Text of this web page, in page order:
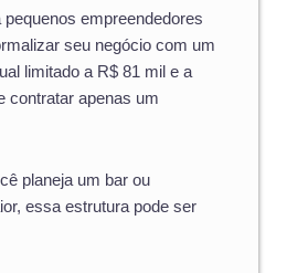
pequenos empreendedores
seu negócio com um
limitado a R$ 81 mil e a
contratar apenas um
planeja um bar ou
essa estrutura pode ser